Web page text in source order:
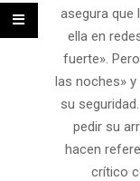
asegura que
ella en
fuerte».
las noches»
su
pedir su
hacen
crítico